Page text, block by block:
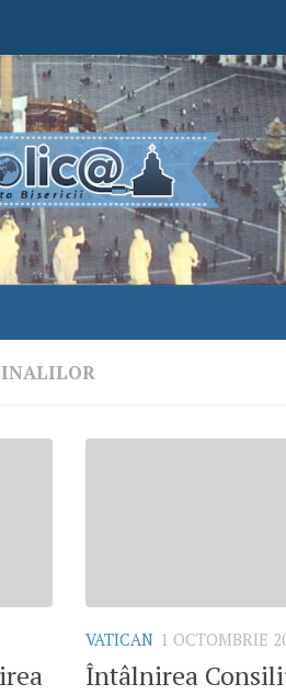
VATICAN 1 OCTOMBRIE
Întâlnirea